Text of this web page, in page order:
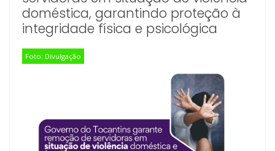
doméstica, garantindo proteção à
integridade física e psicológica
Foto: Divulgação